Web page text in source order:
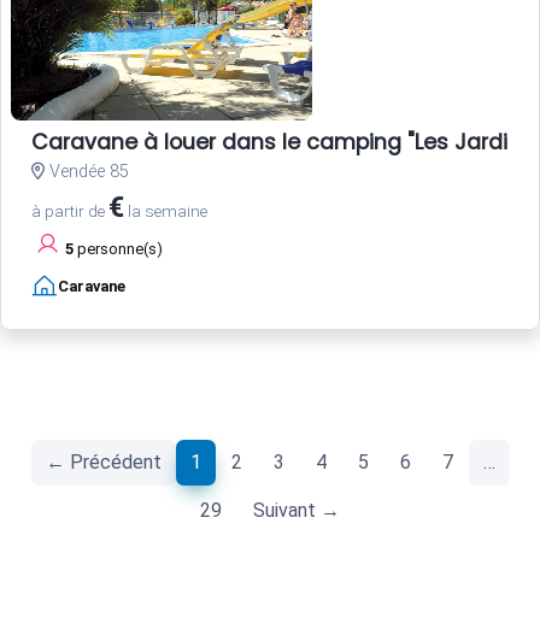
Caravane à louer dans le camping "Les
Vendée 85
à partir de € la semaine
5 personne(s)
Caravane
← Précédent 1 (current)
2 3 4 5 6 7 …
29 Suivant →